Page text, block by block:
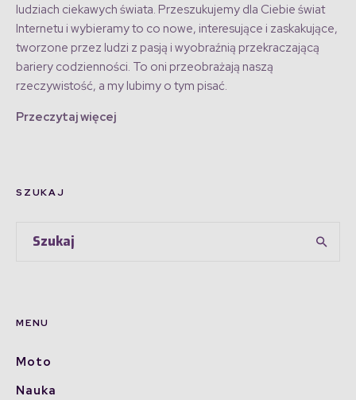
ludziach ciekawych świata. Przeszukujemy dla Ciebie świat
Internetu i wybieramy to co nowe, interesujące i zaskakujące,
tworzone przez ludzi z pasją i wyobraźnią przekraczającą
bariery codzienności. To oni przeobrażają naszą
rzeczywistość, a my lubimy o tym pisać.
Przeczytaj więcej
SZUKAJ
MENU
Moto
Nauka